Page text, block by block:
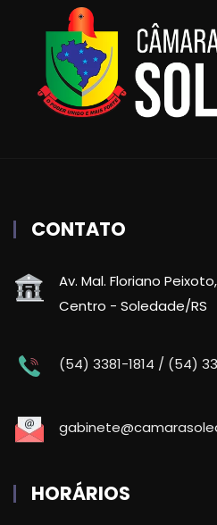
CONTATO
Av. Mal. Floriano
Centro - Soledade/RS
(54) 3381-1814 / (54)
HORÁRIOS